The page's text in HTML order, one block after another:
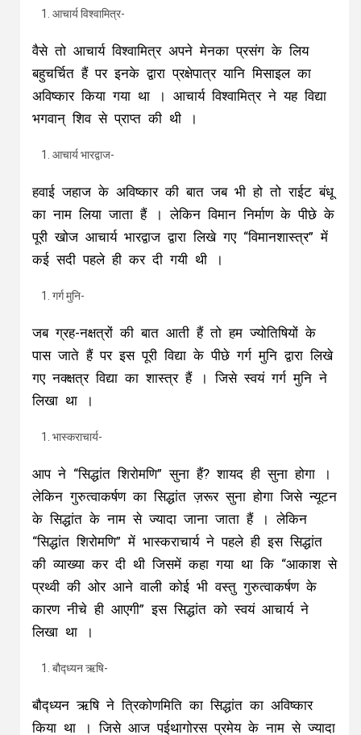
आचार्य विश्वामित्र-
वैसे तो आचार्य विश्वामित्र अपने मेनका प्रसंग के लिय
बहुचर्चित हैं पर इनके द्वारा प्रक्षेपात्र यानि मिसाइल का
अविष्कार किया गया था । आचार्य विश्वामित्र ने यह विद्या
भगवान् शिव से प्राप्त की थी ।
आचार्य भारद्वाज-
हवाई जहाज के अविष्कार की बात जब भी हो तो राईट बंधू
का नाम लिया जाता हैं । लेकिन विमान निर्माण के पीछे के
पूरी खोज आचार्य भारद्वाज द्वारा लिखे गए “विमानशास्त्र” में
कई सदी पहले ही कर दी गयी थी ।
गर्ग मुनि-
जब ग्रह-नक्षत्रों की बात आती हैं तो हम ज्योतिषियों के
पास जाते हैं पर इस पूरी विद्या के पीछे गर्ग मुनि द्वारा लिखे
गए नक्क्षत्र विद्या का शास्त्र हैं । जिसे स्वयं गर्ग मुनि ने
लिखा था ।
भास्कराचार्य-
आप ने “सिद्धांत शिरोमणि” सुना हैं? शायद ही सुना होगा ।
लेकिन गुरुत्वाकर्षण का सिद्धांत ज़रूर सुना होगा जिसे न्यूटन
के सिद्धांत के नाम से ज्यादा जाना जाता हैं । लेकिन
“सिद्धांत शिरोमणि” में भास्कराचार्य ने पहले ही इस सिद्धांत
की व्याख्या कर दी थी जिसमें कहा गया था कि “आकाश से
प्रथ्वी की ओर आने वाली कोई भी वस्तु गुरुत्वाकर्षण के
कारण नीचे ही आएगी” इस सिद्धांत को स्वयं आचार्य ने
लिखा था ।
बौद्ध्यन ऋषि-
बौद्ध्यन ऋषि ने त्रिकोणमिति का सिद्धांत का अविष्कार
किया था । जिसे आज पईथागोरस प्रमेय के नाम से ज्यादा